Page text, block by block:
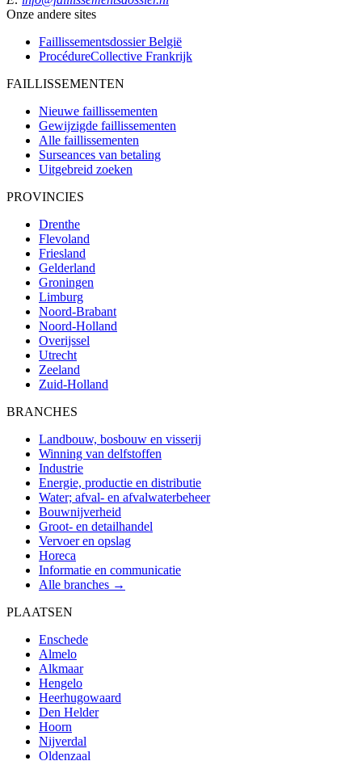
Onze andere sites
Faillissementsdossier België
ProcédureCollective Frankrijk
FAILLISSEMENTEN
Nieuwe faillissementen
Gewijzigde faillissementen
Alle faillissementen
Surseances van betaling
Uitgebreid zoeken
PROVINCIES
Drenthe
Flevoland
Friesland
Gelderland
Groningen
Limburg
Noord-Brabant
Noord-Holland
Overijssel
Utrecht
Zeeland
Zuid-Holland
BRANCHES
Landbouw, bosbouw en visserij
Winning van delfstoffen
Industrie
Energie, productie en distributie
Water; afval- en afvalwaterbeheer
Bouwnijverheid
Groot- en detailhandel
Vervoer en opslag
Horeca
Informatie en communicatie
Alle branches →
PLAATSEN
Enschede
Almelo
Alkmaar
Hengelo
Heerhugowaard
Den Helder
Hoorn
Nijverdal
Oldenzaal